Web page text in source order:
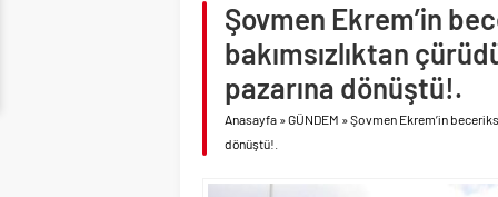
Terörsüz Türkiye
Veli Ağbaba’nın
Sevgilisine “Ben
LGS tercih sonuçları
Şovmen Ekrem’in
bakımsızlıktan
pazarına dönüştü!.
Anasayfa »GÜNDEM »Şovmen Ekrem’in
dönüştü!.